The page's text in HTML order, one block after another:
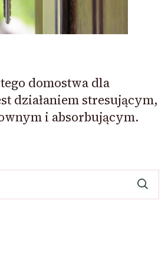
domostwa dla
działaniem stresującym,
i absorbującym.